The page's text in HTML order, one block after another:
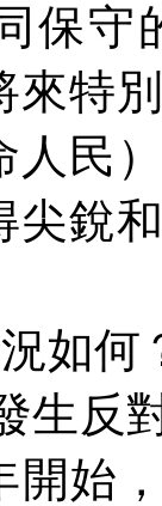
保守
來特
人民
尖銳
如何
生反
開始